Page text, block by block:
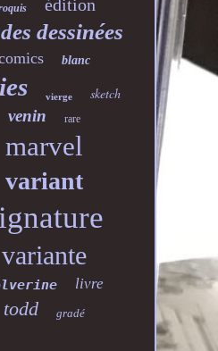
édition
dessinées
blanc
vierge sketch
venin rare
marvel
variant
variante
livre
todd gradé